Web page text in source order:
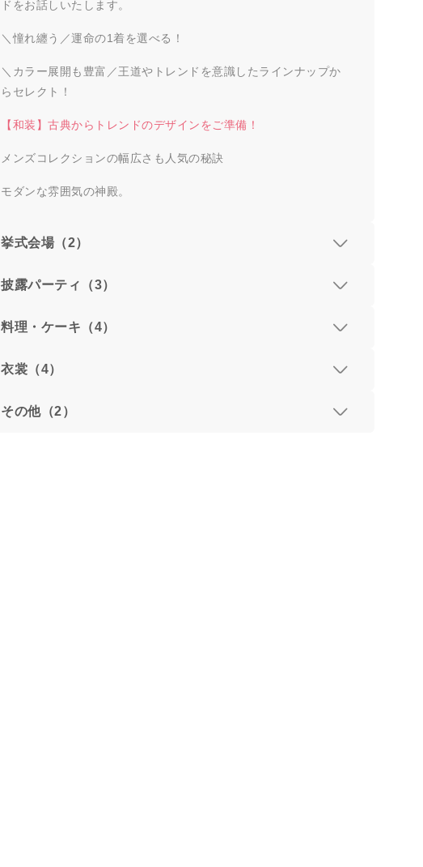
ドをお話しいたします。
＼憧れ纏う／運命の1着を選べる！
＼カラー展開も豊富／王道やトレンドを意識したラインナップか
らセレクト！
【和装】古典からトレンドのデザインをご準備！
メンズコレクションの幅広さも人気の秘訣
モダンな雰囲気の神殿。
挙式会場（2）
披露パーティ（3）
料理・ケーキ（4）
衣裳（4）
その他（2）